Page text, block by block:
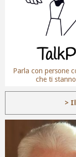
Parla con persone
che ti
>